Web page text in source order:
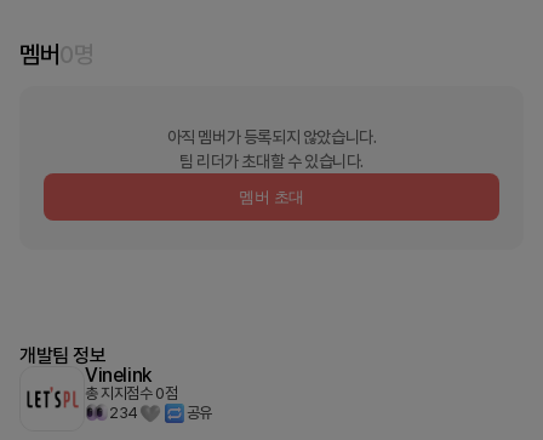
멤버0명
아직 멤버가 등록되지 않았습니다.
팀 리더가 초대할 수 있습니다.
멤버 초대
개발팀 정보
Vinelink
총 지지점수 0점
234
공유